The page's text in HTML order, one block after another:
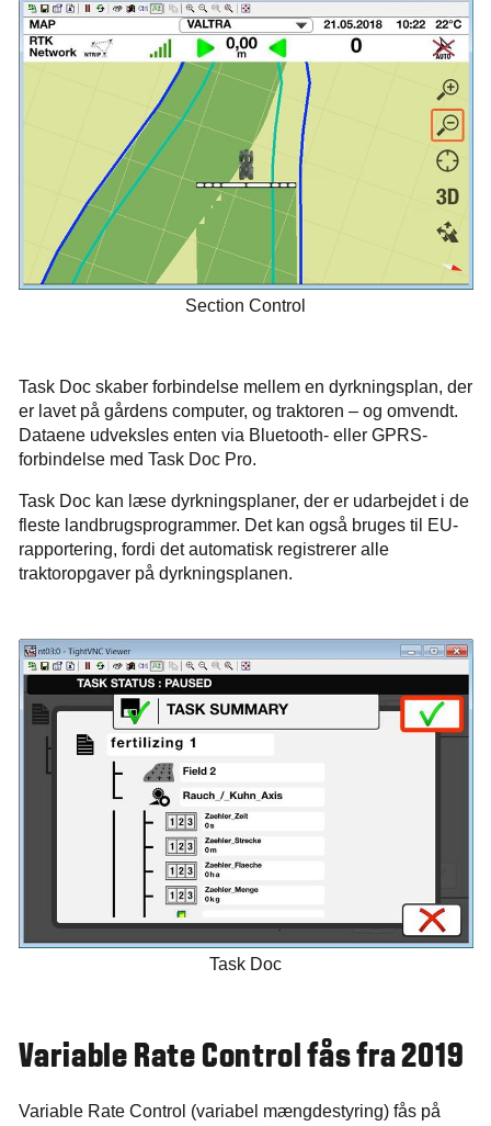
Section Control
Task Doc skaber forbindelse mellem en dyrkningsplan, der
er lavet på gårdens computer, og traktoren – og omvendt.
Dataene udveksles enten via Bluetooth- eller GPRS-
forbindelse med Task Doc Pro.
Task Doc kan læse dyrkningsplaner, der er udarbejdet i de
fleste landbrugsprogrammer. Det kan også bruges til EU-
rapportering, fordi det automatisk registrerer alle
traktoropgaver på dyrkningsplanen.
Task Doc
Variable Rate Control fås fra 2019
Variable Rate Control (variabel mængdestyring) fås på